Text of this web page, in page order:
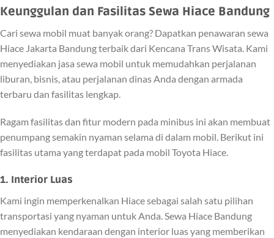
Keunggulan dan Fasilitas Sewa Hiace Bandung
Cari sewa mobil muat banyak orang? Dapatkan penawaran sewa
Hiace Jakarta Bandung terbaik dari Kencana Trans Wisata. Kami
menyediakan jasa sewa mobil untuk memudahkan perjalanan
liburan, bisnis, atau perjalanan dinas Anda dengan armada
terbaru dan fasilitas lengkap.
Ragam fasilitas dan fitur modern pada minibus ini akan membuat
penumpang semakin nyaman selama di dalam mobil. Berikut ini
fasilitas utama yang terdapat pada mobil Toyota Hiace.
1. Interior Luas
Kami ingin memperkenalkan Hiace sebagai salah satu pilihan
transportasi yang nyaman untuk Anda. Sewa Hiace Bandung
menyediakan kendaraan dengan interior luas yang memberikan